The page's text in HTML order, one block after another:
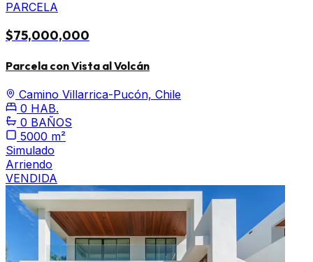
PARCELA
$75,000,000
Parcela con Vista al Volcán
Camino Villarrica-Pucón, Chile
0 HAB.
0 BAÑOS
5000 m²
Simulado
Arriendo
VENDIDA